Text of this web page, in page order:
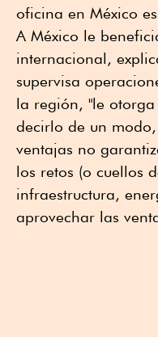
oficina en México
A México le
internacional,
supervisa
la región, "le
decirlo de un
ventajas no
los retos (o cuellos
infraestructura,
aprovechar las